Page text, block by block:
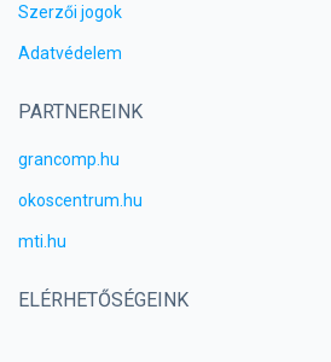
Szerzői jogok
Adatvédelem
PARTNEREINK
grancomp.hu
okoscentrum.hu
mti.hu
ELÉRHETŐSÉGEINK